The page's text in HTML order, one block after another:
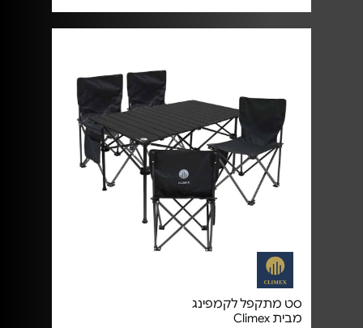
סט מתקפל לקמפינג
מבית Climex